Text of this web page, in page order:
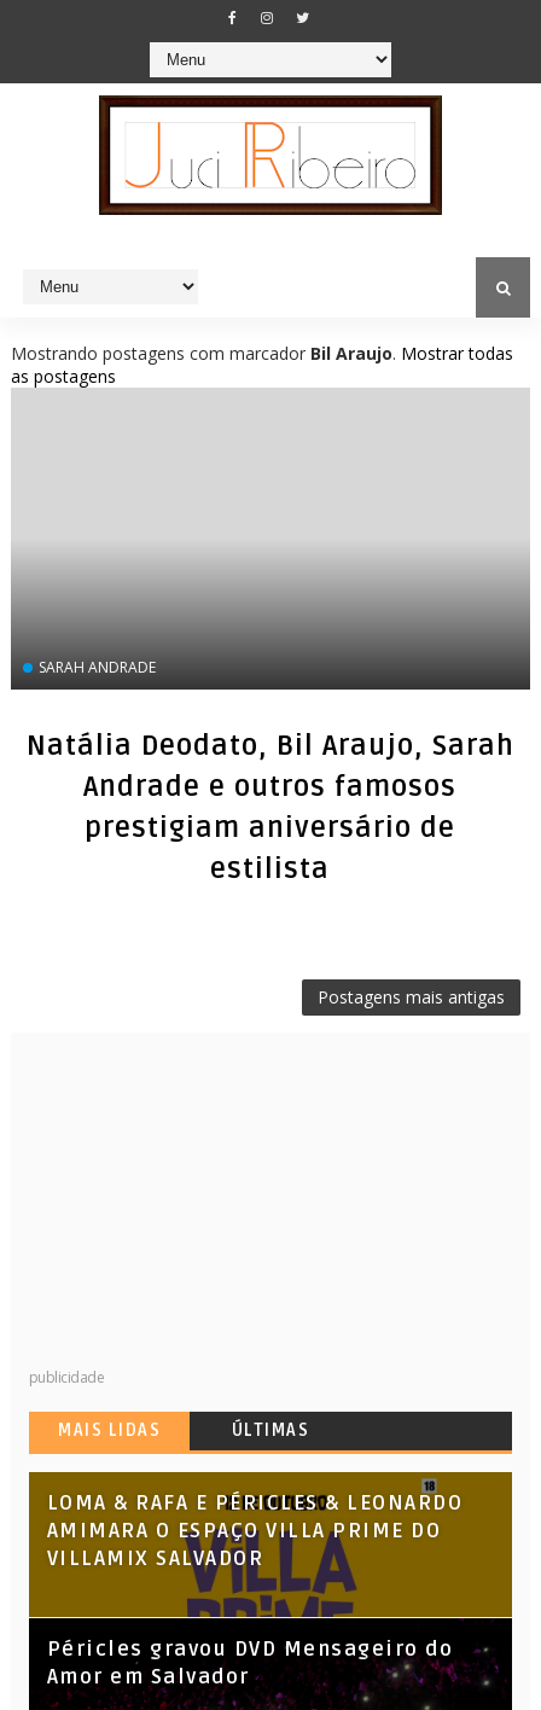
Mostrando postagens com marcador Bil Araujo. Mostrar todas
as postagens
SARAH ANDRADE
Natália Deodato, Bil Araujo, Sarah
Andrade e outros famosos
prestigiam aniversário de
estilista
Postagens mais antigas
publicidade
MAIS LIDAS ÚLTIMAS
LOMA & RAFA E PÉRICLES & LEONARDO
AMIMARA O ESPAÇO VILLA PRIME DO
VILLAMIX SALVADOR
Péricles gravou DVD Mensageiro do
Amor em Salvador